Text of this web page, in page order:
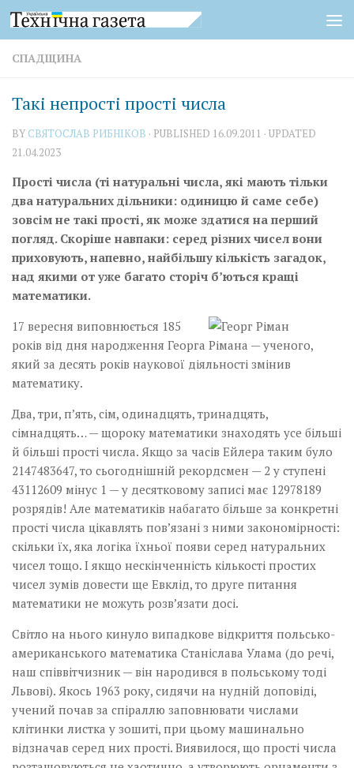
Skip to content
СПАДЩИНА
Такі непрості прості числа
BY СВЯТОСЛАВ РИБНІКОВ · PUBLISHED 16.09.2011 · UPDATED
21.04.2023
Прості числа (ті натуральні числа, які мають тільки
два натуральних дільники: одиницю й саме себе)
зовсім не такі прості, як може здатися на перший
погляд. Скоріше навпаки: серед різних чисел вони
приховують, напевно, найбільшу кількість загадок,
над якими от уже багато сторіч б’ються кращі
математики.
17 вересня виповнюється 185
років від дня народження Георга Рімана — ученого,
який за десять років наукової діяльності змінив
математику.
Два, три, п’ять, сім, одинадцять, тринадцять,
сімнадцять… — щороку математики знаходять усе більші
й більші прості числа. Якщо за часів Ейлера таким було
2147483647, то сьогоднішній рекордсмен — 2 у ступені
43112609 мінус 1 — у десятковому записі має 12978189
розрядів! Але математиків набагато більше за конкретні
прості числа цікавлять пов’язані з ними закономірності:
скільки їх, яка логіка їхньої появи серед натуральних
чисел тощо. І якщо нескінченність кількості простих
чисел зумів довести ще Евклід, то друге питання
математики не можуть розв’язати досі.
Світло на нього кинуло випадкове відкриття польсько-
американського математика Станіслава Улама (до речі,
наш співвітчизник — він народився в польському тоді
Львові). Якось 1963 року, сидячи на нудній доповіді,
учений почав за спіраллю заповнювати числами
клітинки листка у зошиті, при цьому машинально
відзначав серед них прості. Виявилося, що прості числа